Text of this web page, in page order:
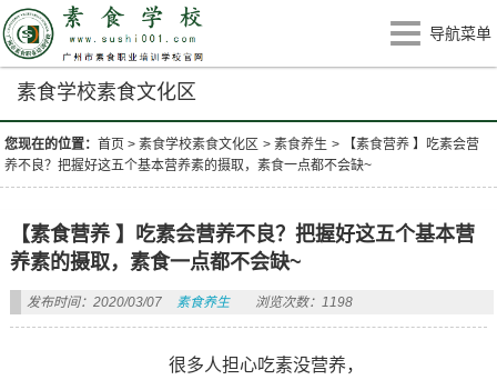
导航菜单
素食学校素食文化区
您现在的位置：首页 >素食学校素食文化区 >素食养生 >
【素食营养 】吃素会营
养不良？把握好这五个基本营养素的摄取，素食一点都不会缺~
【素食营养 】吃素会营养不良？把握好这五个基本营
养素的摄取，素食一点都不会缺~
发布时间：2020/03/07 素食养生 浏览次数：1198
很多人担心吃素没营养，